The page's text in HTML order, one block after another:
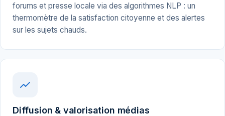
forums et presse locale via des algorithmes NLP : un
thermomètre de la satisfaction citoyenne et des alertes
sur les sujets chauds.
Diffusion & valorisation médias